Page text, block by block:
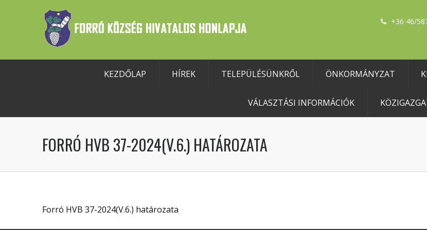
+36 46/
KEZDŐLAP HÍREK TELEPÜLÉSÜNKRŐL ÖNKORMÁNYZAT
VÁLASZTÁSI INFORMÁCIÓK
FORRÓ HVB 37-2024(V.6.) HATÁROZATA
Forró HVB 37-2024(V.6.) határozata